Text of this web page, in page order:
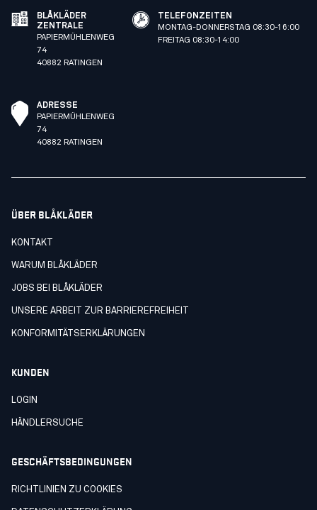
BLÅKLÄDER
ZENTRALE
PAPIERMÜHLENWEG
74
40882 RATINGEN
TELEFONZEITEN
MONTAG-DONNERSTAG 08:30-16:00
FREITAG 08:30-14:00
ADRESSE
PAPIERMÜHLENWEG
74
40882 RATINGEN
ÜBER BLÅKLÄDER
KONTAKT
WARUM BLÅKLÄDER
JOBS BEI BLÅKLÄDER
UNSERE ARBEIT ZUR BARRIEREFREIHEIT
KONFORMITÄTSERKLÄRUNGEN
KUNDEN
LOGIN
HÄNDLERSUCHE
GESCHÄFTSBEDINGUNGEN
RICHTLINIEN ZU COOKIES